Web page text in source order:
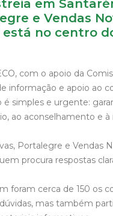
em
e Vendas
no centro
com o apoio da
informação e apoio ao
é simples e urgente:
ao aconselhamento e
Portalegre e Vendas
procura respostas
foram cerca de 150 os
mas também